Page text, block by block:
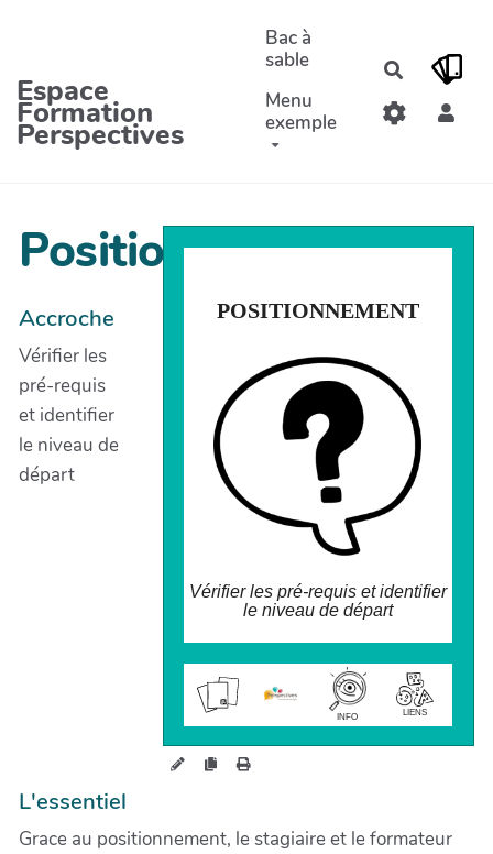
Espace
Formation
Perspectives
Bac à
sable
Menu
exemple
POSITIONNEMENT
Vérifier les pré-requis et identifier
le niveau de départ
INFO
LIENS
POSITIONNEMENT
Grace au positionnement, le stagiaire et
le formateur ont l'assurance que la
formation est adaptée tant au regard du
niveau et des objectifs.
wiki.perspectives.coop/forma
tion/?PositionnemenT
Positionnement
Accroche
Vérifier les
pré-requis
et identifier
le niveau de
départ
L'essentiel
Grace au positionnement, le stagiaire et le formateur